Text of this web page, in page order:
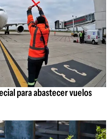
para abastecer vuelos